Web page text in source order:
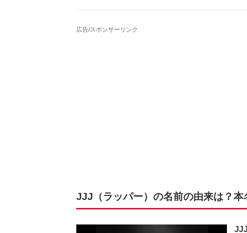
広告/スポンサーリンク
JJJ（ラッパー）の名前の由来は？本